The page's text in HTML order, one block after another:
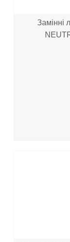
Замінні